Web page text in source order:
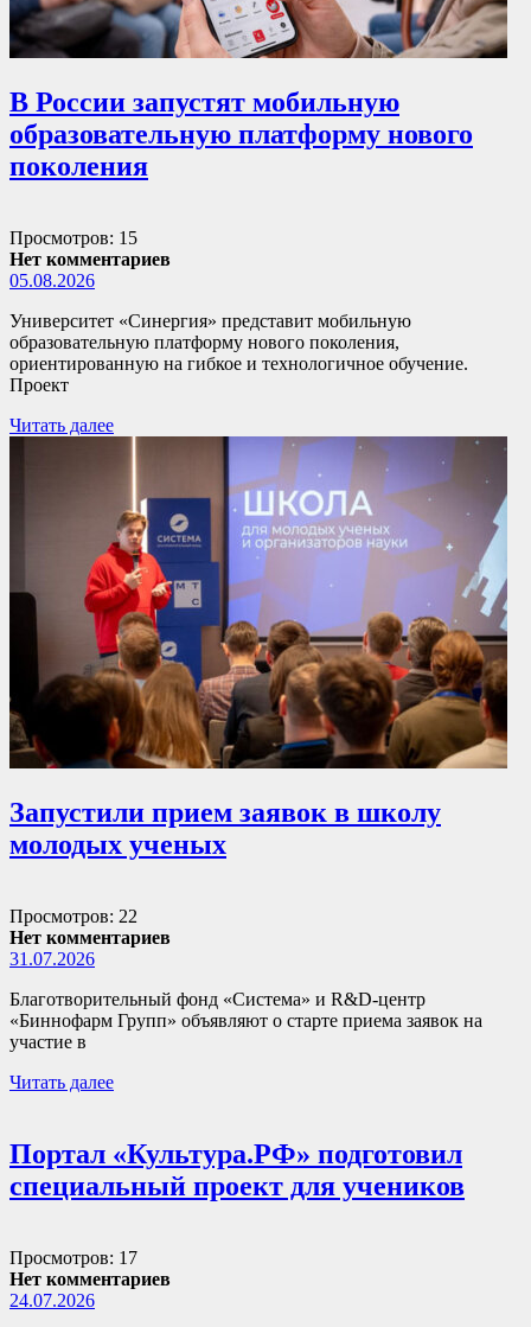
В России запустят мобильную
образовательную платформу нового
поколения
Просмотров: 15
Нет комментариев
05.08.2026
Университет «Синергия» представит мобильную
образовательную платформу нового поколения,
ориентированную на гибкое и технологичное обучение.
Проект
Читать далее
Запустили прием заявок в школу
молодых ученых
Просмотров: 22
Нет комментариев
31.07.2026
Благотворительный фонд «Система» и R&D-центр
«Биннофарм Групп» объявляют о старте приема заявок на
участие в
Читать далее
Портал «Культура.РФ» подготовил
специальный проект для учеников
Просмотров: 17
Нет комментариев
24.07.2026